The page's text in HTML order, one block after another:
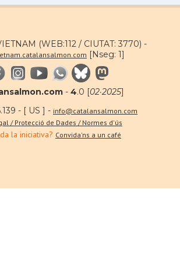
(WEB:112 / CIUTAT: 3770) -
[Nseg: 1]
- 4.0 [02·2025]
- [ US ] - info@catalansalmon.com
/ Protecció de Dades / Normes d'ús
la iniciativa? Convida'ns a un café